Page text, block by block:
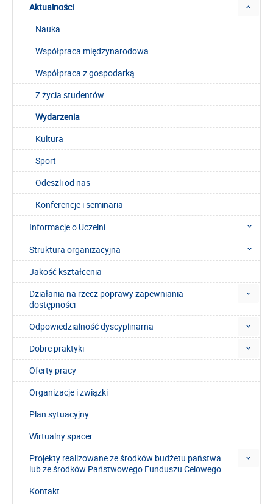
Aktualności
Nauka
Współpraca międzynarodowa
Współpraca z gospodarką
Z życia studentów
Wydarzenia
Kultura
Sport
Odeszli od nas
Konferencje i seminaria
Informacje o Uczelni
Struktura organizacyjna
Jakość kształcenia
Działania na rzecz poprawy zapewniania
dostępności
Odpowiedzialność dyscyplinarna
Dobre praktyki
Oferty pracy
Organizacje i związki
Plan sytuacyjny
Wirtualny spacer
Projekty realizowane ze środków budżetu państwa
lub ze środków Państwowego Funduszu Celowego
Kontakt